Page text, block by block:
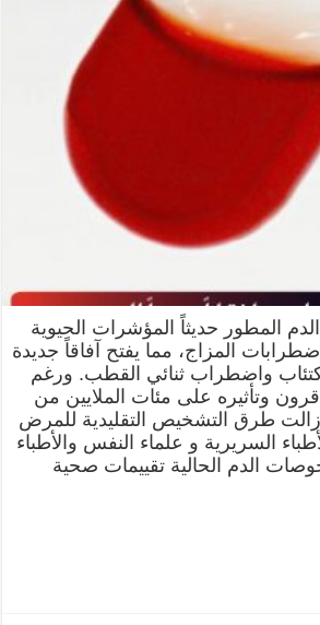
المطور حديثاً المؤشرات الحيوية
المزاج، مما يفتح آفاقاً جديدة
واضطراب ثنائي القطب. ورغم
قرون وتأثيره على مئات الملايين من
طرق التشخيص التقليدية للمرض
السريرية و علماء النفس والأطباء
الدم الحالية تقييمات صحية